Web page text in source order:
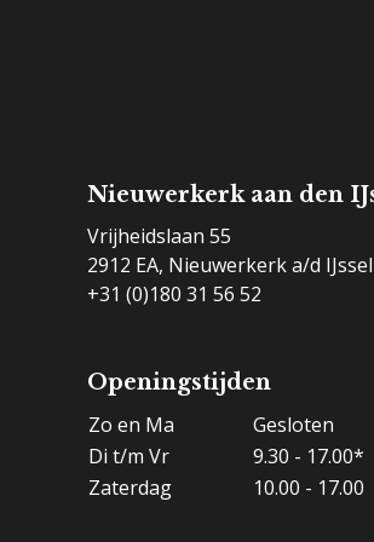
Nieuwerkerk aan den
Vrijheidslaan 55
2912 EA, Nieuwerkerk a/d IJssel
+31 (0)180 31 56 52
Openingstijden
Zo en Ma
Gesloten
Di t/m Vr
9.30 - 17.00*
Zaterdag
10.00 - 17.00